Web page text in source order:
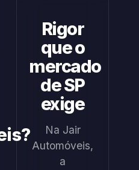
Rigor
que o
mercado
de SP
exige
Na Jair
Automóveis,
a